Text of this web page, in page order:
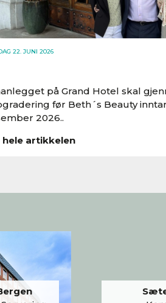
22. JUNI 2026
på Grand Hotel skal
før Beth´s Beauty
2026..
hele artikkelen